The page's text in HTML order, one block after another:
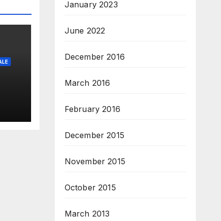
January 2023
June 2022
December 2016
March 2016
February 2016
December 2015
November 2015
October 2015
March 2013